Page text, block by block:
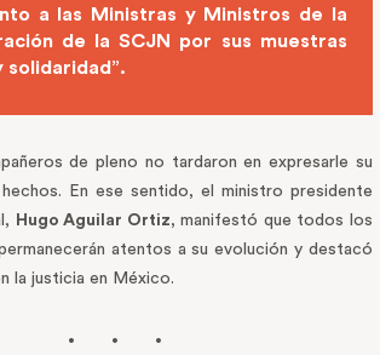
a las Ministras y Ministros de la
de la SCJN por sus muestras
solidaridad”.
de pleno no tardaron en expresarle su
En ese sentido, el ministro presidente
Hugo Aguilar Ortiz, manifestó que todos los
atentos a su evolución y destacó
la justicia en México.